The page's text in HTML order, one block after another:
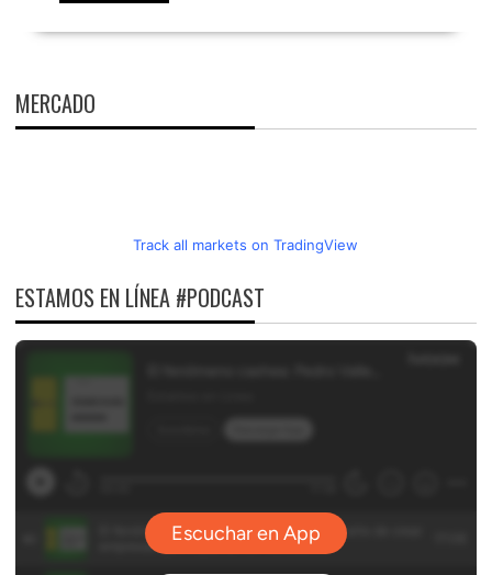
MERCADO
Track all markets on TradingView
ESTAMOS EN LÍNEA #PODCAST